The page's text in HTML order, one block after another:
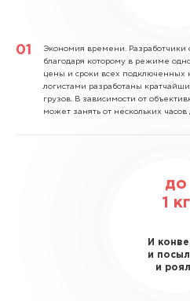
Экономия времени. Разработчики
благодаря которому в режиме
цены и сроки всех подключенных
логистами разработаны
грузов. В зависимости от
может занять от нескольких часов
до
1
кг
И
и
и